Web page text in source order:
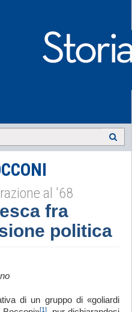
al '68
fra
politica
di un gruppo di «goliardi
[1]